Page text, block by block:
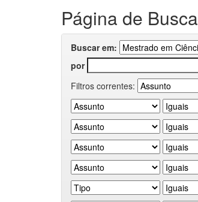
Página de Busca
Buscar em:
por
Filtros correntes: